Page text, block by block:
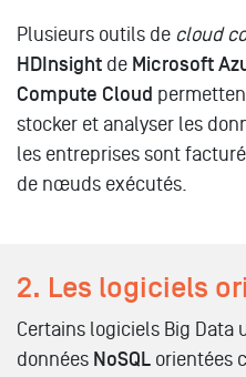
Plusieurs outils de cloud
HDInsight de Microsoft
Compute Cloud
stocker et analyser les
les entreprises sont
de nœuds exécutés.
2. Les logiciels
Certains logiciels Big Data
données NoSQL orientées